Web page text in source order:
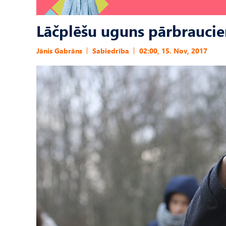
Lāčplēšu uguns
Jānis Gabrāns Sabiedrība 02:00, 15. Nov, 2017